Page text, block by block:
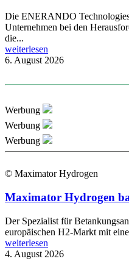
Die ENERANDO Technologies
Unternehmen bei den
die...
weiterlesen
6. August 2026
Werbung
Werbung
Werbung
© Maximator Hydrogen
Maximator Hydrogen
Der Spezialist für
europäischen H2-Markt mit
weiterlesen
4. August 2026